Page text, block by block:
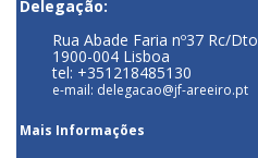
Delegação:
Rua Abade Faria nº37 Rc/Dto
1900-004 Lisboa
tel: +351218485130
e-mail: delegacao@jf-areeiro.pt
Mais Informações